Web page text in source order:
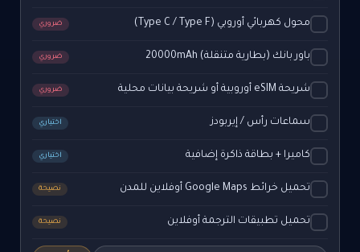
محول كهربائي أوروبي (Type C / Type F) ضروري
باور بانك (بطارية متنقلة) 20000mAh ضروري
شريحة eSIM أوروبية أو شريحة بيانات محلية ضروري
سماعات رأس / إيربودز اختياري
كاميرا + بطاقة ذاكرة إضافية اختياري
تحميل خرائط Google Maps أوفلاين للمدن نصيحة
تحميل تطبيقات الترجمة أوفلاين نصيحة